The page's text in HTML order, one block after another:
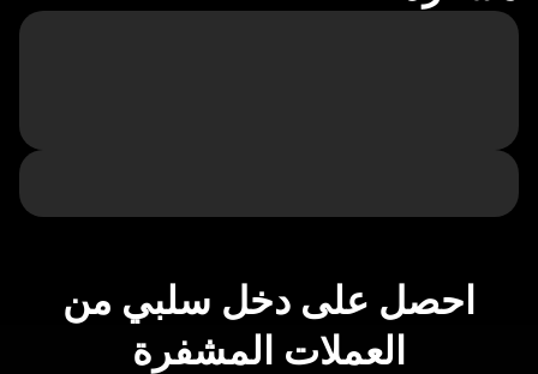
احصل على دخل سلبي من
العملات المشفرة